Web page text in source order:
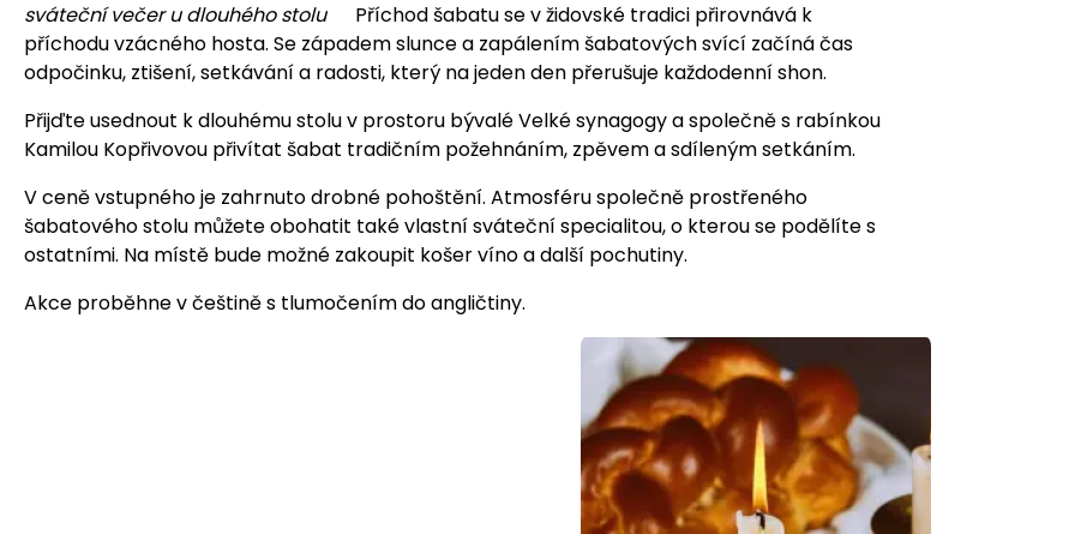
sváteční večer u dlouhého stoluPříchod šabatu se v židovské tradici přirovnává k
příchodu vzácného hosta. Se západem slunce a zapálením šabatových svící začíná čas
odpočinku, ztišení, setkávání a radosti, který na jeden den přerušuje každodenní shon.
Přijďte usednout k dlouhému stolu v prostoru bývalé Velké synagogy a společně s rabínkou
Kamilou Kopřivovou přivítat šabat tradičním požehnáním, zpěvem a sdíleným setkáním.
V ceně vstupného je zahrnuto drobné pohoštění. Atmosféru společně prostřeného
šabatového stolu můžete obohatit také vlastní sváteční specialitou, o kterou se podělíte s
ostatními. Na místě bude možné zakoupit košer víno a další pochutiny.
Akce proběhne v češtině s tlumočením do angličtiny.